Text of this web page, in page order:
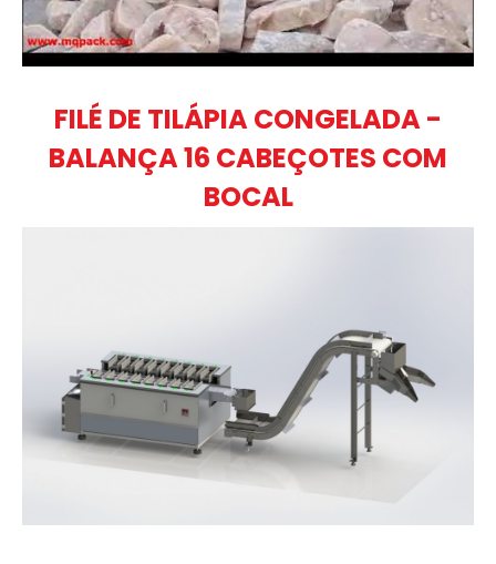
FILÉ DE TILÁPIA CONGELADA -
BALANÇA 16 CABEÇOTES COM
BOCAL